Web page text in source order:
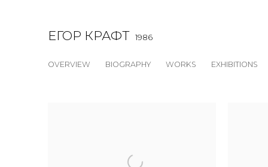
ЕГОР КРАФТ 1986
OVERVIEW BIOGRAPHY WORKS EXHIBITIONS